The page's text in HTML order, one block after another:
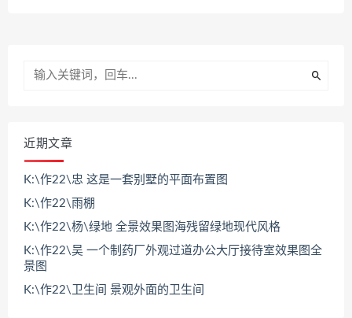
近期文章
K:\作22\忠 这是一套别墅的平面布置图
K:\作22\雨棚
K:\作22\杨\绿地 全景效果图海残留绿地现代风格
K:\作22\吴 一个制药厂外观过道办公大厅接待室效果图全
景图
K:\作22\卫生间 景观外面的卫生间